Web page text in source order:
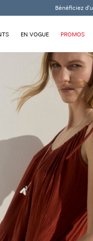
Bénéficiez
EN VOGUE PROMOS